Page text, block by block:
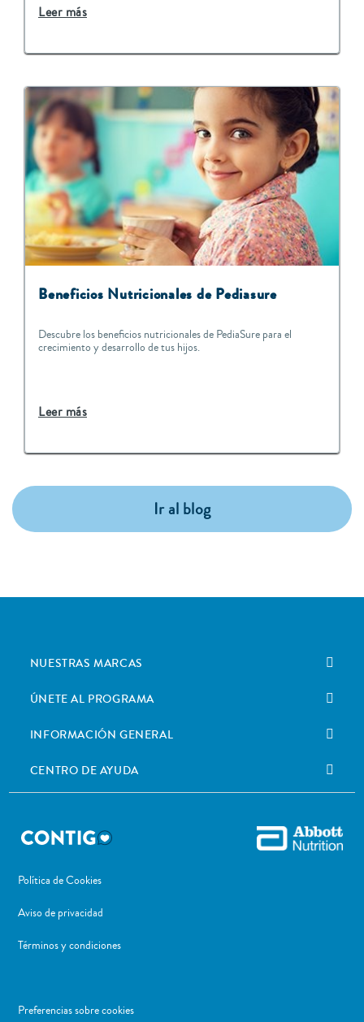
Leer más
Beneficios Nutricionales de Pediasure
Descubre los beneficios nutricionales de PediaSure para el
crecimiento y desarrollo de tus hijos.
Leer más
Ir al blog
NUESTRAS MARCAS
ÚNETE AL PROGRAMA
INFORMACIÓN GENERAL
CENTRO DE AYUDA
Política de Cookies
Aviso de privacidad
Términos y condiciones
Preferencias sobre cookies